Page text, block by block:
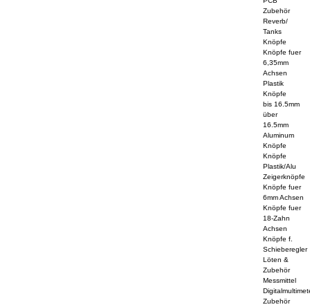
Zubehör
Reverb/
Tanks
Knöpfe
Knöpfe fuer
6,35mm
Achsen
Plastik
Knöpfe
bis 16.5mm
über
16.5mm
Aluminum
Knöpfe
Knöpfe
Plastik/Alu
Zeigerknöpfe
Knöpfe fuer
6mm Achsen
Knöpfe fuer
18-Zahn
Achsen
Knöpfe f.
Schieberegler
Löten &
Zubehör
Messmittel
Zubehör